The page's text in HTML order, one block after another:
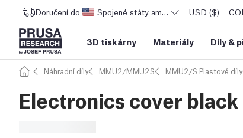
Doručení do Spojené státy americké USD ($)
3D tiskárny Materiály Díly &
Náhradní díly MMU2/MMU2S MMU2/S Plastové díly
Electronics cover black